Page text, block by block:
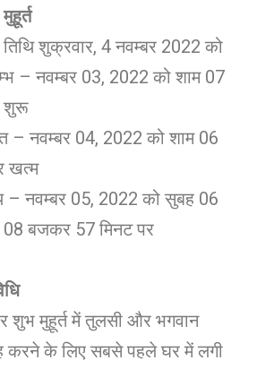
शुक्रवार, 4 नवम्बर 2022 को
– नवम्बर 03, 2022 को शाम 07
शुरू
– नवम्बर 04, 2022 को शाम 06
खत्म
– नवम्बर 05, 2022 को सुबह 06
बजकर 57 मिनट पर
शुभ मुहूर्त में तुलसी और भगवान
करने के लिए सबसे पहले घर में लगी